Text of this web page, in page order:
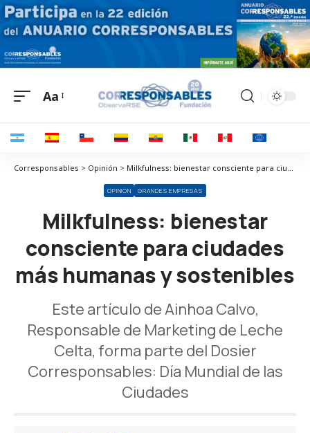
Aa
Corresponsables > Opinión > Milkfulness: bienestar consciente para ciudades más humanas y sostenibles
OPINIÓN GRANDES EMPRESAS
Milkfulness: bienestar
consciente para ciudades
más humanas y sostenibles
Este artículo de Ainhoa Calvo,
Responsable de Marketing de Leche
Celta, forma parte del Dosier
Corresponsables: Día Mundial de las
Ciudades